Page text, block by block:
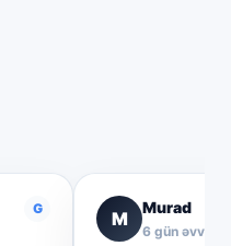
G M
Murad
6 gün əvvəl